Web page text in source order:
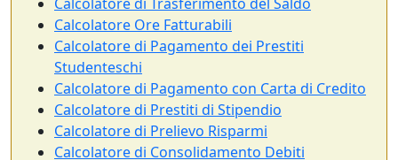
Calcolatore di Trasferimento del Saldo
Calcolatore Ore Fatturabili
Calcolatore di Pagamento dei Prestiti
Studenteschi
Calcolatore di Pagamento con Carta di Credito
Calcolatore di Prestiti di Stipendio
Calcolatore di Prelievo Risparmi
Calcolatore di Consolidamento Debiti